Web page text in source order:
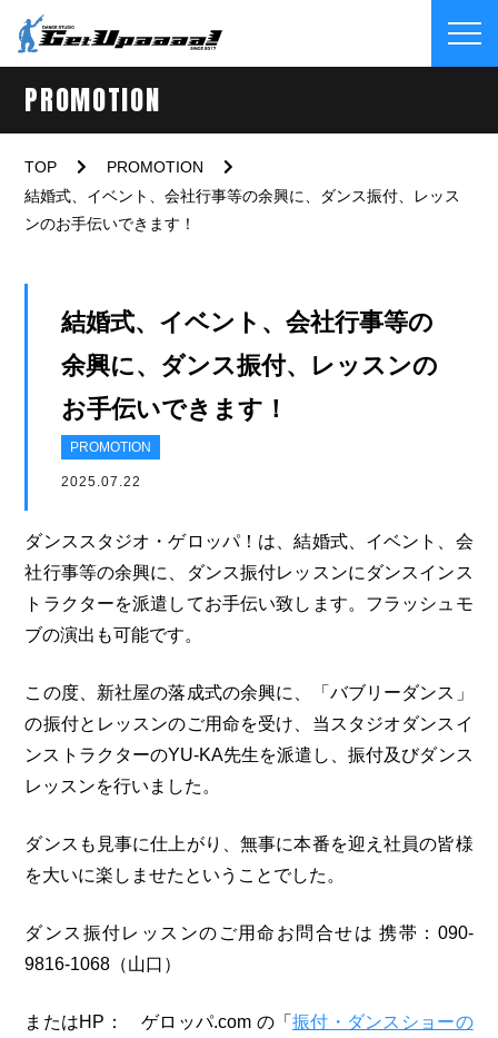
PROMOTION
TOP
PROMOTION
結婚式、イベント、会社行事等の余興に、ダンス振付、レッス
ンのお手伝いできます！
結婚式、イベント、会社行事等の
余興に、ダンス振付、レッスンの
お手伝いできます！
PROMOTION
2025.07.22
ダンススタジオ・ゲロッパ！は、結婚式、イベント、会
社行事等の余興に、ダンス振付レッスンにダンスインス
トラクターを派遣してお手伝い致します。フラッシュモ
ブの演出も可能です。
この度、新社屋の落成式の余興に、「バブリーダンス」
の振付とレッスンのご用命を受け、当スタジオダンスイ
ンストラクターのYU-KA先生を派遣し、振付及びダンス
レッスンを行いました。
ダンスも見事に仕上がり、無事に本番を迎え社員の皆様
を大いに楽しませたということでした。
ダンス振付レッスンのご用命お問合せは 携帯：090-
9816-1068（山口）
またはHP： ゲロッパ.com の「振付・ダンスショーの